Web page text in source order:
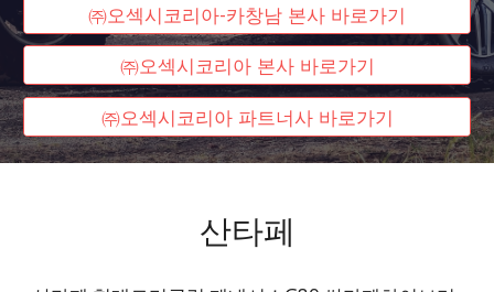
㈜오섹시코리아-카창남 본사 바로가기
㈜오섹시코리아 본사 바로가기
㈜오섹시코리아 파트너사 바로가기
산타페